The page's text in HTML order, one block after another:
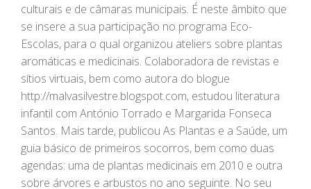
culturais e de câmaras municipais. É neste âmbito que
se insere a sua participação no programa Eco-
Escolas, para o qual organizou ateliers sobre plantas
aromáticas e medicinais. Colaboradora de revistas e
sítios virtuais, bem como autora do blogue
http://malvasilvestre.blogspot.com, estudou literatura
infantil com António Torrado e Margarida Fonseca
Santos. Mais tarde, publicou As Plantas e a Saúde, um
guia básico de primeiros socorros, bem como duas
agendas: uma de plantas medicinais em 2010 e outra
sobre árvores e arbustos no ano seguinte. No seu